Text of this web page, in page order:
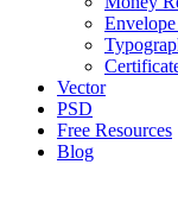
Vector
PSD
Free Resources
Blog